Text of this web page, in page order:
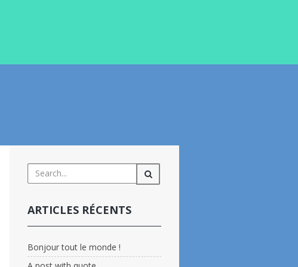
ARTICLES RÉCENTS
Bonjour tout le monde !